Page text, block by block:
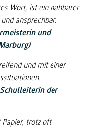
Wort, ist ein nahbarer
ansprechbar.
und
und mit einer
der
trotz oft